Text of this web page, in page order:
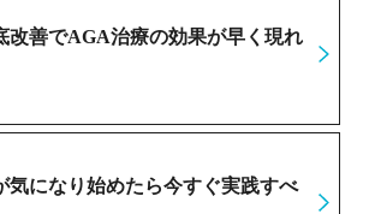
改善でAGA治療の効果が早く現れ
気になり始めたら今すぐ実践すべ